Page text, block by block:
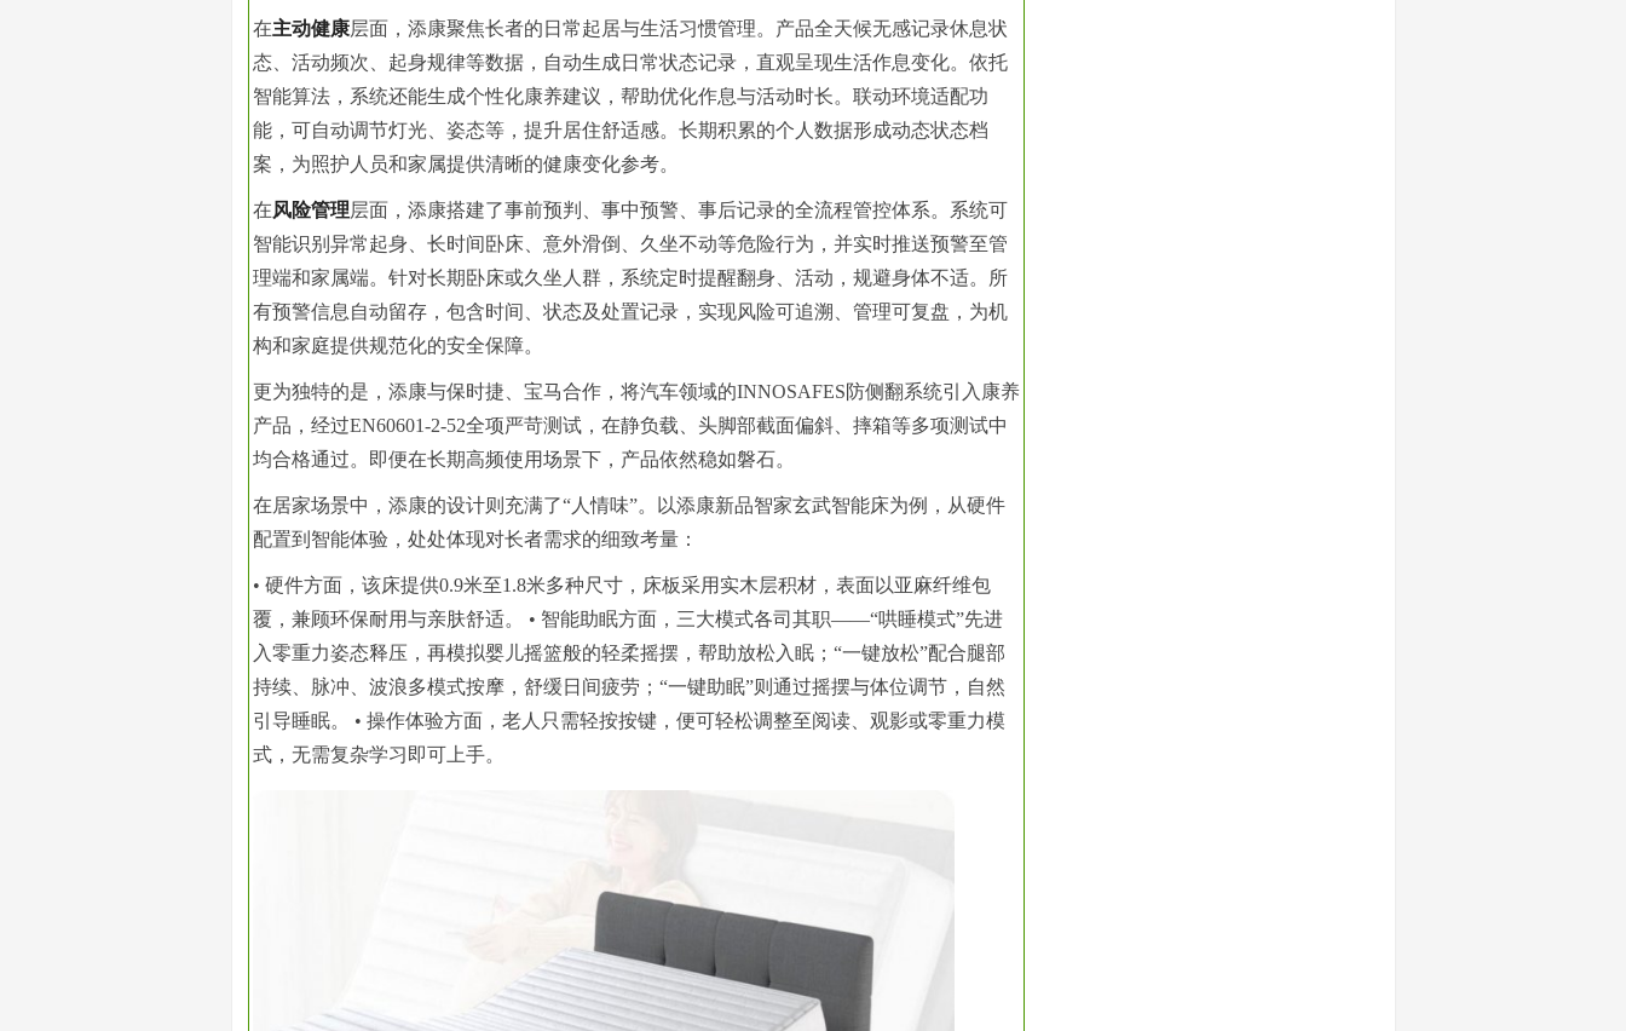
在主动健康层面，添康聚焦长者的日常起居与生活习惯管理。产品全天候无感记录休息状
态、活动频次、起身规律等数据，自动生成日常状态记录，直观呈现生活作息变化。依托
智能算法，系统还能生成个性化康养建议，帮助优化作息与活动时长。联动环境适配功
能，可自动调节灯光、姿态等，提升居住舒适感。长期积累的个人数据形成动态状态档
案，为照护人员和家属提供清晰的健康变化参考。
在风险管理层面，添康搭建了事前预判、事中预警、事后记录的全流程管控体系。系统可
智能识别异常起身、长时间卧床、意外滑倒、久坐不动等危险行为，并实时推送预警至管
理端和家属端。针对长期卧床或久坐人群，系统定时提醒翻身、活动，规避身体不适。所
有预警信息自动留存，包含时间、状态及处置记录，实现风险可追溯、管理可复盘，为机
构和家庭提供规范化的安全保障。
更为独特的是，添康与保时捷、宝马合作，将汽车领域的INNOSAFES防侧翻系统引入康养
产品，经过EN60601-2-52全项严苛测试，在静负载、头脚部截面偏斜、摔箱等多项测试中
均合格通过。即便在长期高频使用场景下，产品依然稳如磐石。
在居家场景中，添康的设计则充满了“人情味”。以添康新品智家玄武智能床为例，从硬件
配置到智能体验，处处体现对长者需求的细致考量：
• 硬件方面，该床提供0.9米至1.8米多种尺寸，床板采用实木层积材，表面以亚麻纤维包
覆，兼顾环保耐用与亲肤舒适。 • 智能助眠方面，三大模式各司其职——“哄睡模式”先进
入零重力姿态释压，再模拟婴儿摇篮般的轻柔摇摆，帮助放松入眠；“一键放松”配合腿部
持续、脉冲、波浪多模式按摩，舒缓日间疲劳；“一键助眠”则通过摇摆与体位调节，自然
引导睡眠。 • 操作体验方面，老人只需轻按按键，便可轻松调整至阅读、观影或零重力模
式，无需复杂学习即可上手。